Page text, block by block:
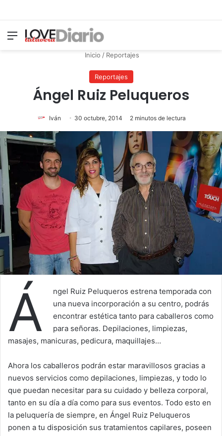
Menú
Inicio / Reportajes
Reportajes
Ángel Ruiz Peluqueros
Iván 30 octubre, 2014 2 minutos de lectura
Á
ngel Ruiz Peluqueros estrena temporada con
una nueva incorporación a su centro, podrás
encontrar estética tanto para caballeros como
para señoras. Depilaciones, limpiezas,
masajes, manicuras, pedicura, maquillajes…
Ahora los caballeros podrán estar maravillosos gracias a
nuevos servicios como depilaciones, limpiezas, y todo lo
que puedan necesitar para su cuidado y belleza corporal,
tanto en su día a día como para sus eventos. Todo esto en
la peluquería de siempre, en Ángel Ruiz Peluqueros
ponen a tu disposición sus tratamientos capilares, poseen